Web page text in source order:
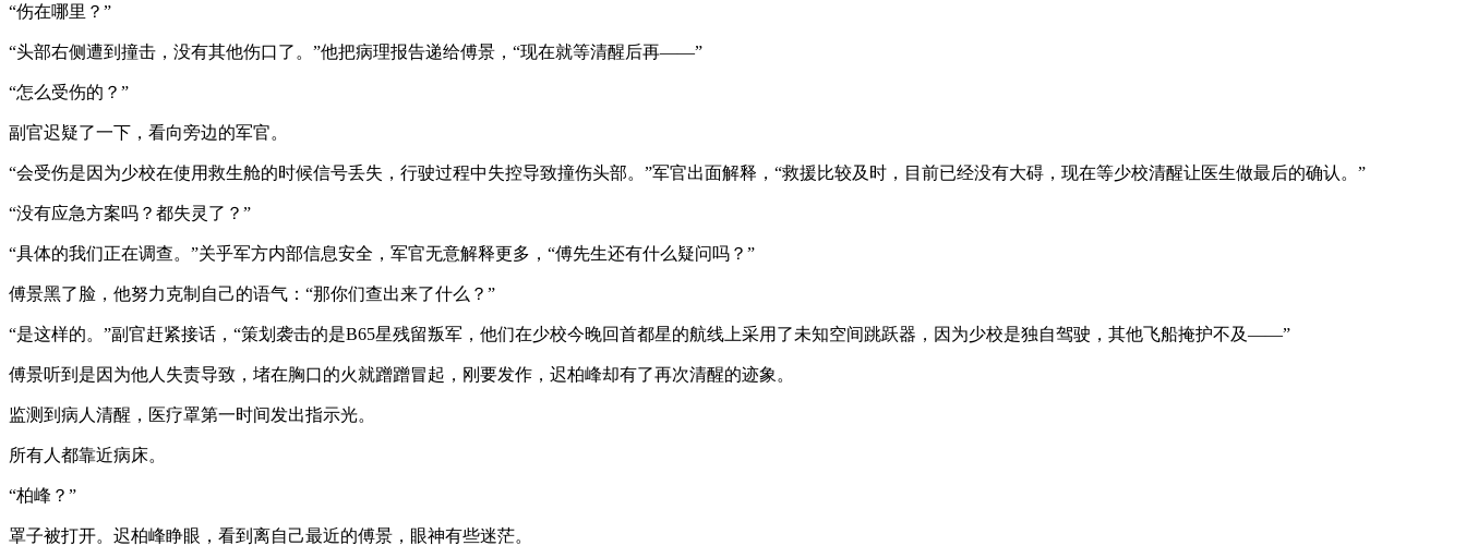
“伤在哪里？”
“头部右侧遭到撞击，没有其他伤口了。”他把病理报告递给傅景，“现在就等清醒后再——”
“怎么受伤的？”
副官迟疑了一下，看向旁边的军官。
“会受伤是因为少校在使用救生舱的时候信号丢失，行驶过程中失控导致撞伤头部。”军官出面解释，“救援比较及时，目前已经没有大碍，现在等少校清醒让医生做最后的确认。”
“没有应急方案吗？都失灵了？”
“具体的我们正在调查。”关乎军方内部信息安全，军官无意解释更多，“傅先生还有什么疑问吗？”
傅景黑了脸，他努力克制自己的语气：“那你们查出来了什么？”
“是这样的。”副官赶紧接话，“策划袭击的是B65星残留叛军，他们在少校今晚回首都星的航线上采用了未知空间跳跃器，因为少校是独自驾驶，其他飞船掩护不及——”
傅景听到是因为他人失责导致，堵在胸口的火就蹭蹭冒起，刚要发作，迟柏峰却有了再次清醒的迹象。
监测到病人清醒，医疗罩第一时间发出指示光。
所有人都靠近病床。
“柏峰？”
罩子被打开。迟柏峰睁眼，看到离自己最近的傅景，眼神有些迷茫。